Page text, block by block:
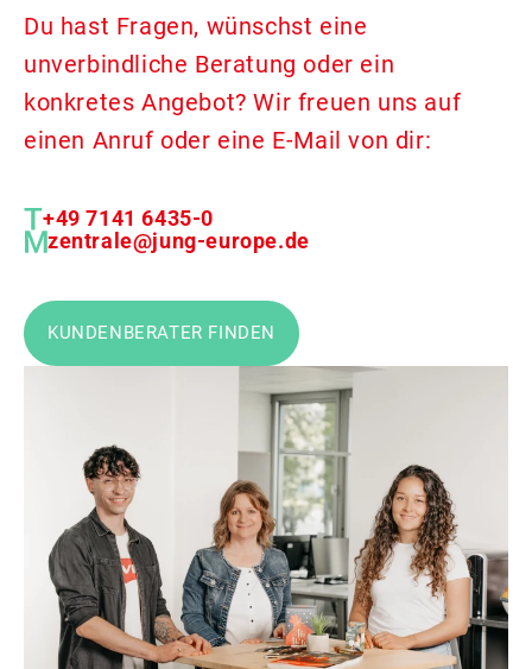
Du hast Fragen, wünschst eine
unverbindliche Beratung oder ein
konkretes Angebot? Wir freuen uns auf
einen Anruf oder eine E-Mail von dir:
+49 7141 6435-0
zentrale@jung-europe.de
KUNDENBERATER FINDEN